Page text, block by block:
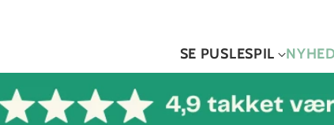
SE PUSLESPIL